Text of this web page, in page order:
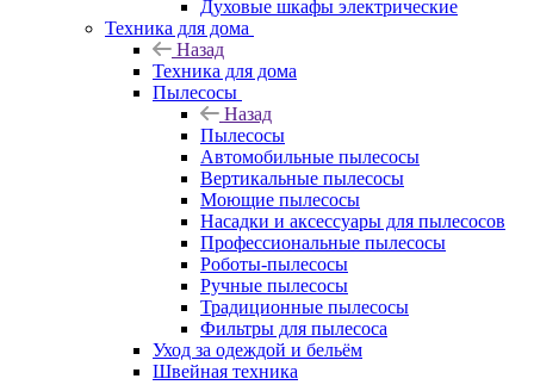
Духовые шкафы электрические
Техника для дома
Назад
Техника для дома
Пылесосы
Назад
Пылесосы
Автомобильные пылесосы
Вертикальные пылесосы
Моющие пылесосы
Насадки и аксессуары для пылесосов
Профессиональные пылесосы
Роботы-пылесосы
Ручные пылесосы
Традиционные пылесосы
Фильтры для пылесоса
Уход за одеждой и бельём
Швейная техника